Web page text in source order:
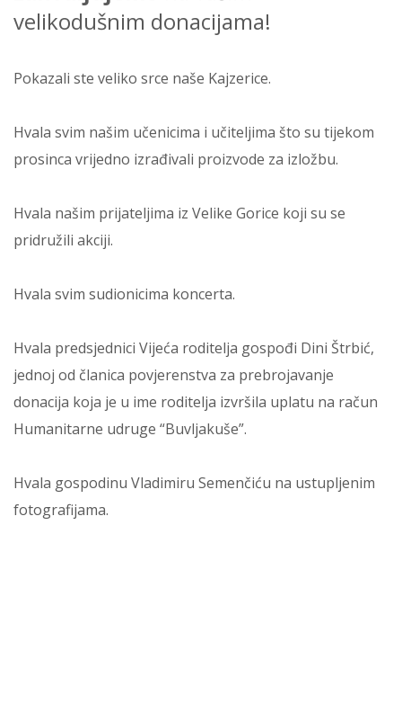
velikodušnim donacijama!
Pokazali ste veliko srce naše Kajzerice.
Hvala svim našim učenicima i učiteljima što su tijekom
prosinca vrijedno izrađivali proizvode za izložbu.
Hvala našim prijateljima iz Velike Gorice koji su se
pridružili akciji.
Hvala svim sudionicima koncerta.
Hvala predsjednici Vijeća roditelja gospođi Dini Štrbić,
jednoj od članica povjerenstva za prebrojavanje
donacija koja je u ime roditelja izvršila uplatu na račun
Humanitarne udruge “Buvljakuše”.
Hvala gospodinu Vladimiru Semenčiću na ustupljenim
fotografijama.